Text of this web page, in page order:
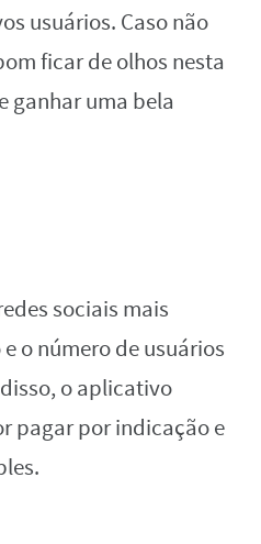
usuários. Caso não
ficar de olhos nesta
ganhar uma bela
sociais mais
o número de usuários
o aplicativo
pagar por indicação e